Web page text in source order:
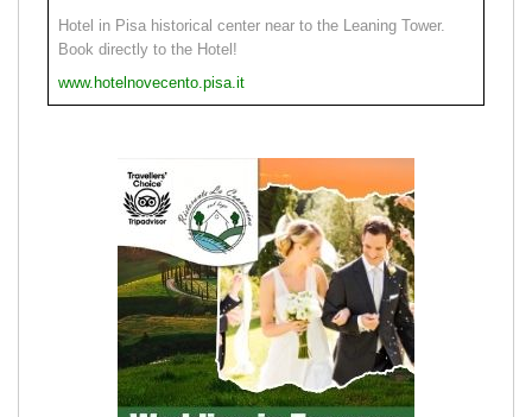
Hotel in Pisa historical center near to the Leaning Tower.
Book directly to the Hotel!
www.hotelnovecento.pisa.it